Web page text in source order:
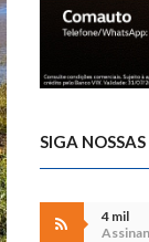
SIGA NOSSAS
4 mil